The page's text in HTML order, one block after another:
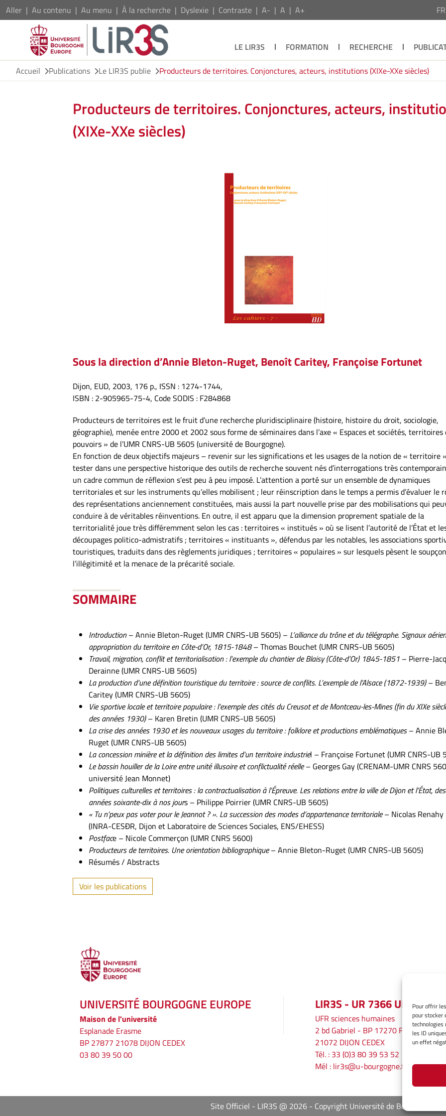
Pour offrir
pour stocker
technologies
les ID
un effet
Aller Au contenu Au menu À la recherche Dyslexie Contraste A- A A+
LE LIR3S FORMATION RECHERCHE
Accueil
Publications Le LIR3S publie Producteurs de territoires. Conjonctures, acteurs, institutions (XIXe-XXe siècles)
Producteurs de territoires. Conjonctures, acteurs,
(XIXe-XXe siècles)
Sous la direction d’Annie Bleton-Ruget, Benoît Caritey, Françoise Fortunet
Dijon, EUD, 2003, 176 p., ISSN : 1274-1744,
ISBN : 2-905965-75-4, Code SODIS : F284868
Producteurs de territoires est le fruit d’une recherche pluridisciplinaire (histoire, histoire du droit, sociologie,
géographie), menée entre 2000 et 2002 sous forme de séminaires dans l’axe « Espaces et sociétés, territoires
pouvoirs » de l’UMR CNRS-UB 5605 (université de Bourgogne).
En fonction de deux objectifs majeurs – revenir sur les significations et les usages de la notion de « territoire
tester dans une perspective historique des outils de recherche souvent nés d’interrogations très
un cadre commun de réflexion s’est peu à peu imposé. L’attention a porté sur un ensemble de dynamiques
territoriales et sur les instruments qu’elles mobilisent ; leur réinscription dans le temps a permis d’évaluer le
des représentations anciennement constituées, mais aussi la part nouvelle prise par des mobilisations qui
conduire à de véritables réinventions. En outre, il est apparu que la dimension proprement spatiale de la
territorialité joue très différemment selon les cas : territoires « institués » où se lisent l’autorité de l’État et
découpages politico-admistratifs ; territoires « instituants », défendus par les notables, les associations
touristiques, traduits dans des règlements juridiques ; territoires « populaires » sur lesquels pèsent le
l’illégitimité et la menace de la précarité sociale.
SOMMAIRE
Introduction– Annie Bleton-Ruget (UMR CNRS-UB 5605) – L’alliance du trône et du télégraphe. Signaux
appropriation du territoire en Côte-d’Or, 1815-1848– Thomas Bouchet (UMR CNRS-UB 5605)
Travail, migration, conflit et territorialisation : l’exemple du chantier de Blaisy (Côte-d’Or) 1845-1851 – Pierre-
Derainne (UMR CNRS-UB 5605)
La production d’une définition touristique du territoire : source de conflits. L’exemple de l’Alsace (1872-1939)–
Caritey (UMR CNRS-UB 5605)
Vie sportive locale et territoire populaire : l’exemple des cités du Creusot et de Montceau-les-Mines (fin du XIXe
des années 1930)– Karen Bretin (UMR CNRS-UB 5605)
La crise des années 1930 et les nouveaux usages du territoire : folklore et productions emblématiques– Annie
Ruget (UMR CNRS-UB 5605)
La concession minière et la définition des limites d’un territoire industriel – Françoise Fortunet (UMR CNRS-UB
Le bassin houiller de la Loire entre unité illusoire et conflictualité réelle– Georges Gay (CRENAM-UMR CNRS
université Jean Monnet)
Politiques culturelles et territoires : la contractualisation à l’Épreuve. Les relations entre la ville de Dijon et l’État, des
années soixante-dix à nos jours – Philippe Poirrier (UMR CNRS-UB 5605)
« Tu n’peux pas voter pour le Jeannot ? ». La succession des modes d’appartenance territoriale– Nicolas Renahy
(INRA-CESÐR, Dijon et Laboratoire de Sciences Sociales, ENS/EHESS)
Postface – Nicole Commerçon (UMR CNRS 5600)
Producteurs de territoires. Une orientation bibliographique– Annie Bleton-Ruget (UMR CNRS-UB 5605)
Résumés / Abstracts
Voir les publications
UNIVERSITÉ BOURGOGNE EUROPE
Maison de l'université
Esplanade Erasme
BP 27877 21078 DIJON CEDEX
03 80 39 50 00
LIR3S - UR 7366 UBE
UFR sciences humaines
2 bd Gabriel - BP 17270 F
21072 DIJON CEDEX
Tél. : 33 (0)3 80 39 53 52
Mél : lir3s@u-bourgogne.fr
Site Officiel - LIR3S @ 2026 Copyright Université de Bourgogne